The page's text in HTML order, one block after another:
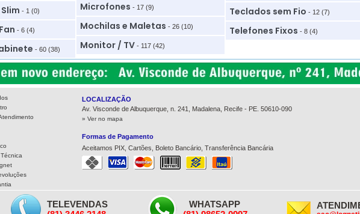
- 1 (0)
- 6 (4)
- 60 (38)
Microfones - 17 (9)
Mochilas e Maletas - 26 (10)
Monitor / TV- 117 (42)
Teclados sem Fio - 12 (7)
Telefones Fixos - 8 (4)
LOCALIZAÇÃO
Av. Visconde de Albuquerque, n. 241, Madalena, Recife - PE. 50610-090
» Ver no mapa
Formas de Pagamento
Aceitamos PIX, Cartões, Boleto Bancário, Transferência Bancária
HORÁRIO DE FUNCIONAMENTO
» Segunda a sexta, das 08:30h às 17:00h
TELEVENDAS
WHATSAPP